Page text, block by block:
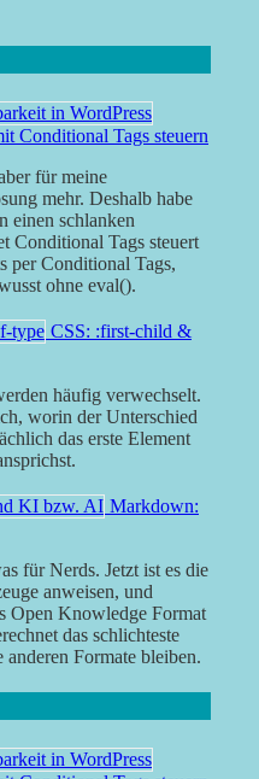
Conditional Tags steuern
für meine
mehr. Deshalb habe
einen schlanken
Conditional Tags steuert
per Conditional Tags,
ohne eval().
CSS: :first-child &
häufig verwechselt.
worin der Unterschied
das erste Element
Markdown:
für Nerds. Jetzt ist es die
anweisen, und
Open Knowledge Format
das schlichteste
Formate bleiben.